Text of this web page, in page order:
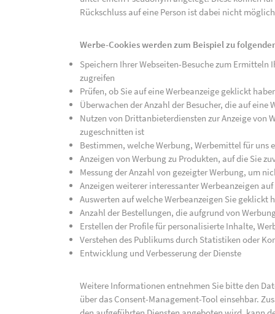
Rückschluss auf eine Person ist dabei nicht
Werbe-Cookies werden zum Beispiel zu
Speichern Ihrer Webseiten-Besuche zum
zugreifen
Prüfen, ob Sie auf eine Werbeanzeige geklickt
Überwachen der Anzahl der Besucher, die auf
Nutzen von Drittanbieterdiensten zur Anzeige von
zugeschnitten ist
Bestimmen, welche Werbung, Werbemittel für uns
Anzeigen von Werbung zu Produkten, auf die Sie
Messung der Anzahl von gezeigter Werbung, um
Anzeigen weiterer interessanter Werbeanzeigen
Auswerten auf welche Werbeanzeigen Sie geklickt
Anzahl der Bestellungen, die aufgrund von
Erstellen der Profile für personalisierte Inhalte,
Verstehen des Publikums durch Statistiken oder
Entwicklung und Verbesserung der Dienste
Weitere Informationen entnehmen Sie bitte den
über das Consent-Management-Tool einsehbar.